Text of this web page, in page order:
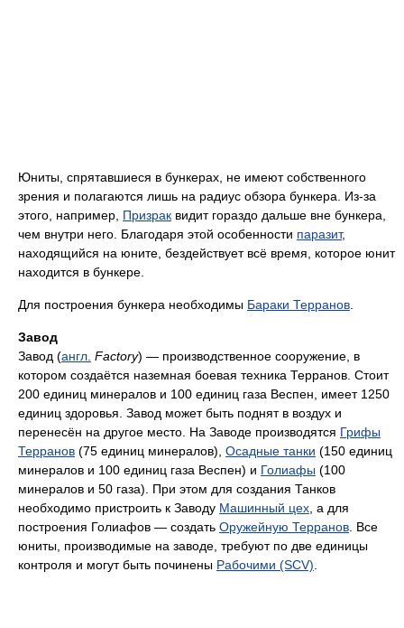
Юниты, спрятавшиеся в бункерах, не имеют собственного
зрения и полагаются лишь на радиус обзора бункера. Из-за
этого, например, Призрак видит гораздо дальше вне бункера,
чем внутри него. Благодаря этой особенности паразит,
находящийся на юните, бездействует всё время, которое юнит
находится в бункере.
Для построения бункера необходимы Бараки Терранов
Завод
Завод (англ. Factory) — производственное сооружение, в
котором создаётся наземная боевая техника Терранов. Стоит
200 единиц минералов и 100 единиц газа Веспен, имеет 1250
единиц здоровья. Завод может быть поднят в воздух и
перенесён на другое место. На Заводе производятся Грифы
Терранов (75 единиц минералов), Осадные танки (150 единиц
минералов и 100 единиц газа Веспен) и Голиафы (100
минералов и 50 газа). При этом для создания Танков
необходимо пристроить к Заводу Машинный цех , а для
построения Голиафов — создать Оружейную Терранов . Все
юниты, производимые на заводе, требуют по две единицы
контроля и могут быть починены Рабочими (SCV)